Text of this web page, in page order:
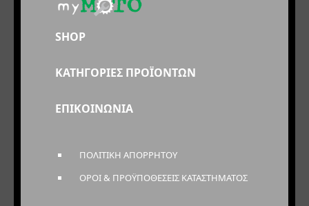
SHOP
ΚΑΤΗΓΟΡΙΕΣ ΠΡΟΪΟΝΤΩΝ
ΕΠΙΚΟΙΝΩΝΙΑ
ΠΟΛΙΤΙΚΗ ΑΠΟΡΡΗΤΟΥ
ΟΡΟΙ & ΠΡΟΫΠΟΘΕΣΕΙΣ ΚΑΤΑΣΤΗΜΑΤΟΣ